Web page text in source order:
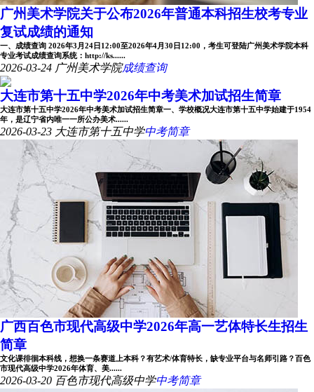
广州美术学院关于公布2026年普通本科招生校考专业
复试成绩的通知
一、成绩查询 2026年3月24日12:00至2026年4月30日12:00，考生可登陆广州美术学院本科
专业考试成绩查询系统：http://ks......
2026-03-24 广州美术学院成绩查询
大连市第十五中学2026年中考美术加试招生简章
大连市第十五中学2026年中考美术加试招生简章一、学校概况大连市第十五中学始建于1954
年，是辽宁省内唯一一所公办美术......
2026-03-23 大连市第十五中学中考简章
广西百色市现代高级中学2026年高一艺体特长生招生
简章
文化课徘徊本科线，想换一条赛道上本科？有艺术/体育特长，缺专业平台与名师引路？百色
市现代高级中学2026年体育、美......
2026-03-20 百色市现代高级中学中考简章